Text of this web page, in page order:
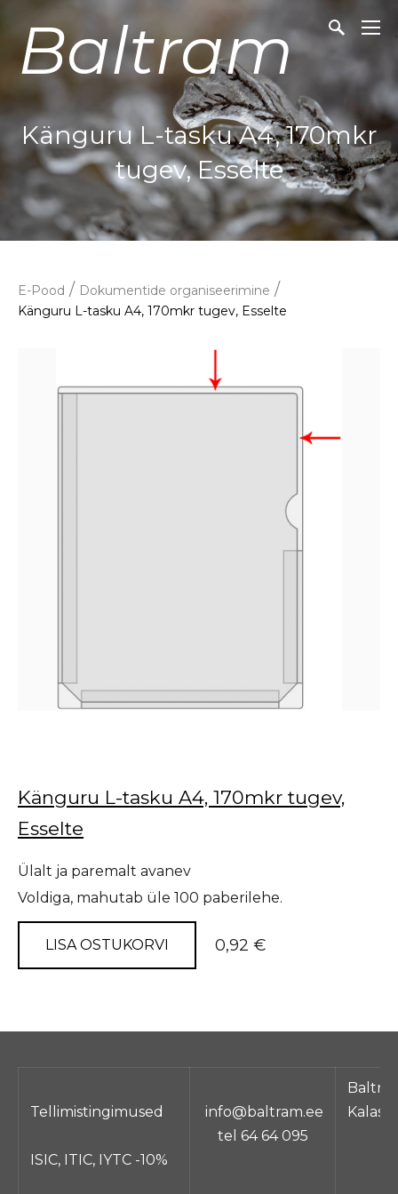
Baltram
Känguru L-tasku A4, 170mkr
tugev, Esselte
E-Pood / Dokumentide organiseerimine /
Känguru L-tasku A4, 170mkr tugev, Esselte
Känguru L-tasku A4, 170mkr tugev,
Esselte
Ülalt ja paremalt avanev
Voldiga, mahutab üle 100 paberilehe.
LISA OSTUKORVI 0,92 €
Tellimistingimused
ISIC, ITIC, IYTC -10%
info@baltram.ee
tel 64 64 095